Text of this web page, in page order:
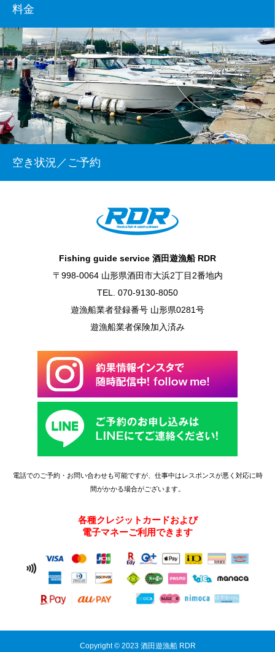
料金
空き状況／ご予約
Fishing guide service 酒田遊漁船 RDR
〒998-0064 山形県酒田市大浜2丁目2番地内
TEL. 070-9130-8050
遊漁船業者登録番号 山形県0281号
遊漁船業者保険加入済み
電話でのご予約・お問い合わせも可能ですが、仕事中はレスポンスが悪く対応に時
間がかかる場合がございます。
各種クレジットカードおよび
電子マネーご利用できます
Copyright © 2023 酒田遊漁船 RDR